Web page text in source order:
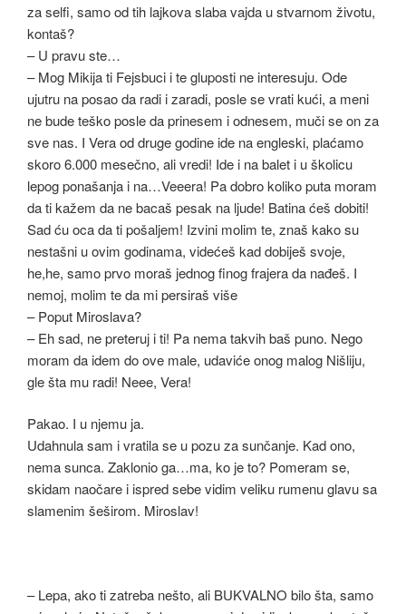
za selfi, samo od tih lajkova slaba vajda u stvarnom životu,
kontaš?
– U pravu ste…
– Mog Mikija ti Fejsbuci i te gluposti ne interesuju. Ode
ujutru na posao da radi i zaradi, posle se vrati kući, a meni
ne bude teško posle da prinesem i odnesem, muči se on za
sve nas. I Vera od druge godine ide na engleski, plaćamo
skoro 6.000 mesečno, ali vredi! Ide i na balet i u školicu
lepog ponašanja i na…Veeera! Pa dobro koliko puta moram
da ti kažem da ne bacaš pesak na ljude! Batina ćeš dobiti!
Sad ću oca da ti pošaljem! Izvini molim te, znaš kako su
nestašni u ovim godinama, videćeš kad dobiješ svoje,
he,he, samo prvo moraš jednog finog frajera da nađeš. I
nemoj, molim te da mi persiraš više
– Poput Miroslava?
– Eh sad, ne preteruj i ti! Pa nema takvih baš puno. Nego
moram da idem do ove male, udaviće onog malog Nišliju,
gle šta mu radi! Neee, Vera!
Pakao. I u njemu ja.
Udahnula sam i vratila se u pozu za sunčanje. Kad ono,
nema sunca. Zaklonio ga…ma, ko je to? Pomeram se,
skidam naočare i ispred sebe vidim veliku rumenu glavu sa
slamenim šeširom. Miroslav!
– Lepa, ako ti zatreba nešto, ali BUKVALNO bilo šta, samo